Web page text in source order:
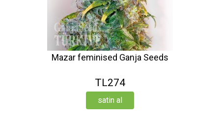
Mazar feminised Ganja Seeds
TL274
satin al